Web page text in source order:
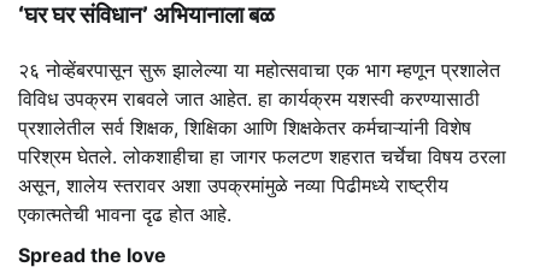
‘घर घर संविधान’ अभियानाला बळ
२६ नोव्हेंबरपासून सुरू झालेल्या या महोत्सवाचा एक भाग म्हणून प्रशालेत
विविध उपक्रम राबवले जात आहेत. हा कार्यक्रम यशस्वी करण्यासाठी
प्रशालेतील सर्व शिक्षक, शिक्षिका आणि शिक्षकेतर कर्मचाऱ्यांनी विशेष
परिश्रम घेतले. लोकशाहीचा हा जागर फलटण शहरात चर्चेचा विषय ठरला
असून, शालेय स्तरावर अशा उपक्रमांमुळे नव्या पिढीमध्ये राष्ट्रीय
एकात्मतेची भावना दृढ होत आहे.
Spread the love